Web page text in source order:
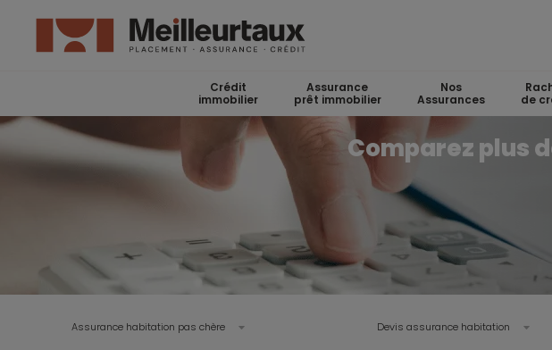
Crédit
immobilier
Assurance
prêt immobilier
Nos
Assurances
de
Comparez plus
Assurance habitation pas chère Devis assurance habitation